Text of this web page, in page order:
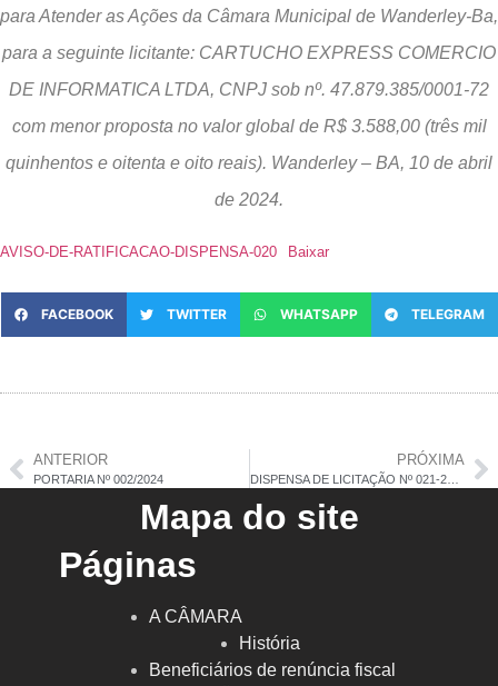
para Atender as Ações da Câmara Municipal de Wanderley-Ba,
para a seguinte licitante: CARTUCHO EXPRESS COMERCIO
DE INFORMATICA LTDA, CNPJ sob nº. 47.879.385/0001-72
com menor proposta no valor global de R$ 3.588,00 (três mil
quinhentos e oitenta e oito reais). Wanderley – BA, 10 de abril
de 2024.
AVISO-DE-RATIFICACAO-DISPENSA-020 Baixar
FACEBOOK TWITTER WHATSAPP TELEGRAM
ANTERIOR
PORTARIA Nº 002/2024
PRÓXIMA
DISPENSA DE LICITAÇÃO Nº 021-2024
Mapa do site
Páginas
A CÂMARA
História
Beneficiários de renúncia fiscal